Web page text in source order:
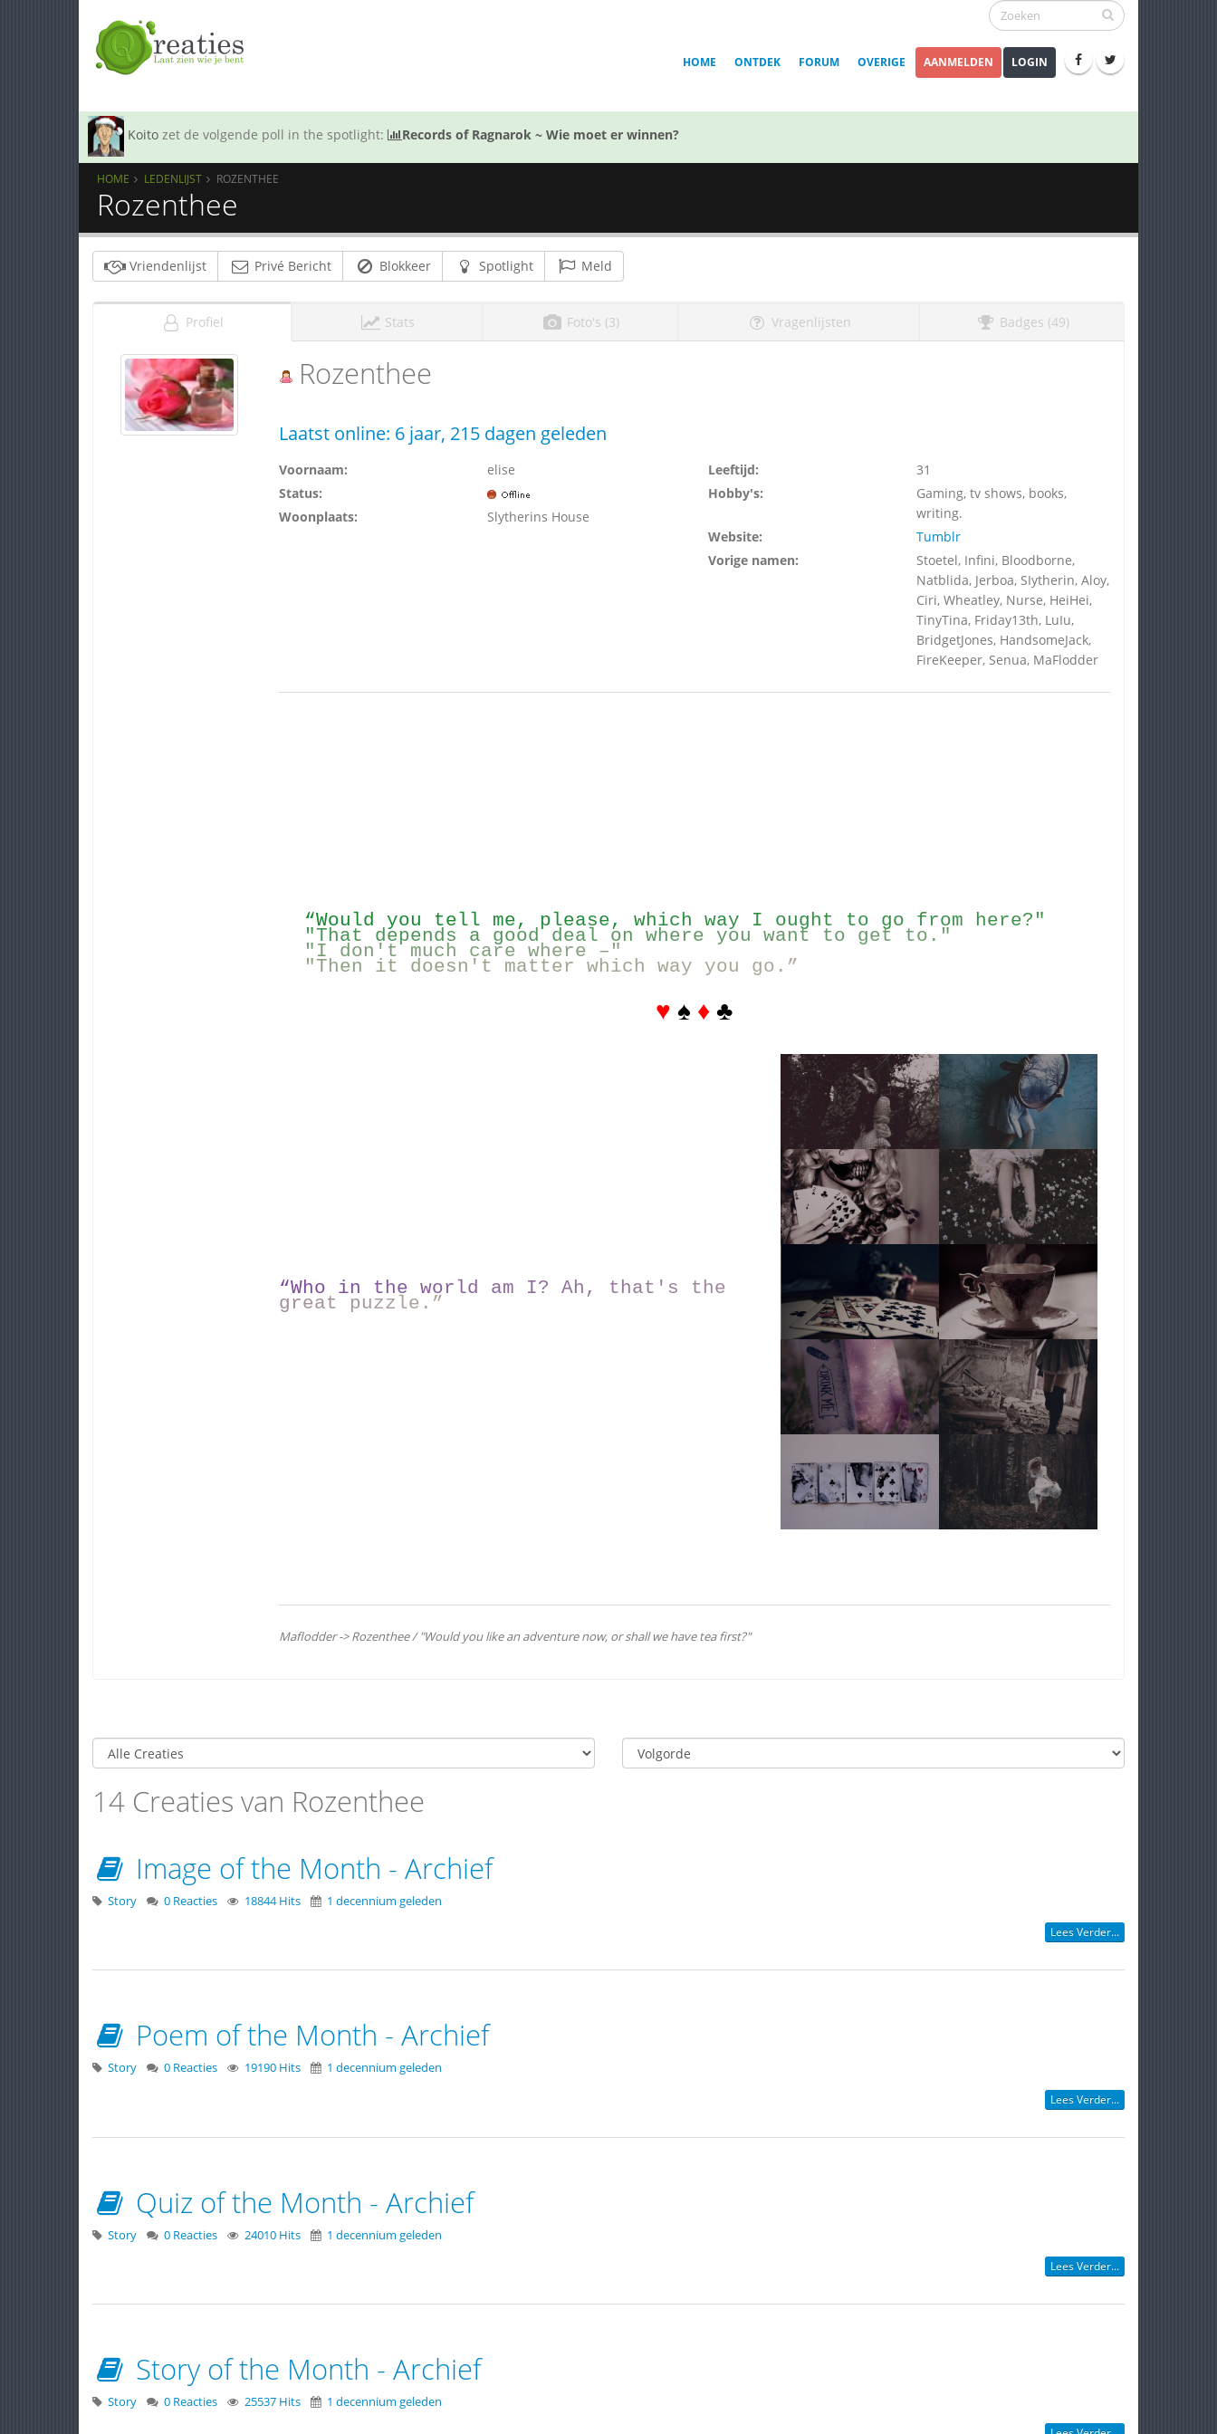
HOME ONTDEK FORUM OVERIGE AANMELDEN LOGIN
Koito zet de volgende poll in the spotlight: Records of Ragnarok ~ Wie moet er winnen?
HOME LEDENLIJST ROZENTHEE
Rozenthee
Vriendenlijst Privé Bericht Blokkeer Spotlight Meld
Profiel Stats Foto's (3) Vragenlijsten Badges (49)
Rozenthee
Laatst online: 6 jaar, 215 dagen geleden
Voornaam:
elise
Status:
Woonplaats:
Slytherins House
Leeftijd:
31
Hobby's:
Gaming, tv shows, books,
writing.
Website:
Tumblr
Vorige namen:
Stoetel, Infini, Bloodborne,
Natblida, Jerboa, SIytherin, Aloy,
Ciri, Wheatley, Nurse, HeiHei,
TinyTina, Friday13th, LuIu,
BridgetJones, HandsomeJack,
FireKeeper, Senua, MaFlodder
“Wou ld you tell me, please, which way I ought to go from here? "
"That depends a good deal on where you want to get to . "
" I don ' t much care where – "
"Then it doesn ' t matter which way you go . ”
♥ ♠ ♦♣
“Who in the wor ld am I? Ah , that ' s the
great puzz le . ”
Maflodder -> Rozenthee / "Would you like an adventure now, or shall we have tea first?"
14 Creaties van Rozenthee
Image of the Month - Archief
Story 0 Reacties 18844 Hits 1 decennium geleden
Lees Verder...
Poem of the Month - Archief
Story 0 Reacties 19190 Hits 1 decennium geleden
Lees Verder...
Quiz of the Month - Archief
Story 0 Reacties 24010 Hits 1 decennium geleden
Lees Verder...
Story of the Month - Archief
Story 0 Reacties 25537 Hits 1 decennium geleden